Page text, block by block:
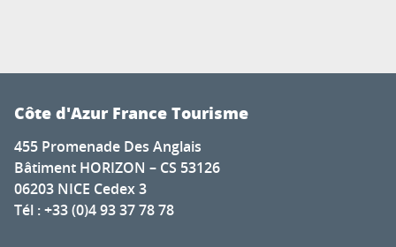
Côte d'Azur France Tourisme
455 Promenade Des Anglais
Bâtiment HORIZON – CS 53126
06203 NICE Cedex 3
Tél : +33 (0)4 93 37 78 78